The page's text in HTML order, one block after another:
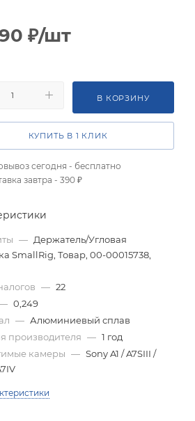
₽/шт
В КОРЗИНУ
КУПИТЬ В 1 КЛИК
сегодня - бесплатно
завтра - 390 ₽
— Держатель/Угловая
SmallRig, Товар, 00-00015738,
— 22
0,249
— Алюминиевый сплав
производителя — 1 год
камеры — Sony A1 / A7SIII /